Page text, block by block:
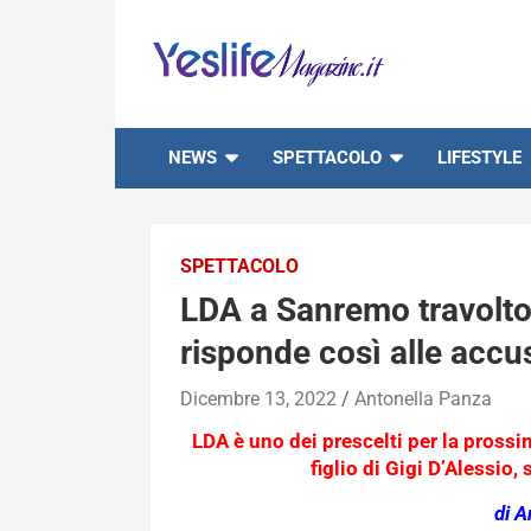
content
NEWS SPETTACOLO LIFESTYLE
SPETTACOLO
LDA a Sanremo
risponde così alle
Dicembre 13, 2022 Antonella Panza
LDA è uno dei prescelti per la
figlio di Gigi
di